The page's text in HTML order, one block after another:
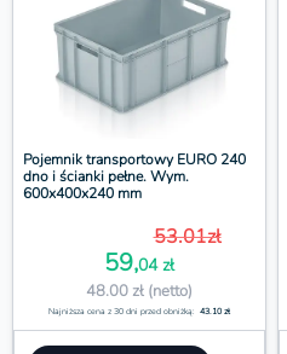
Pojemnik transportowy EURO 240
dno i ścianki pełne. Wym.
600x400x240 mm
53.01zł
59,04 zł
48.00 zł (netto)
Najniższa cena z 30 dni przed obniżką: 43.10 zł